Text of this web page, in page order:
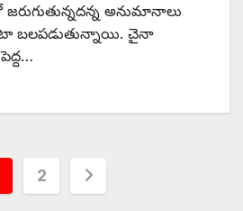
అనుమానాలు
బలపడుతున్నాయి. చైనా
2